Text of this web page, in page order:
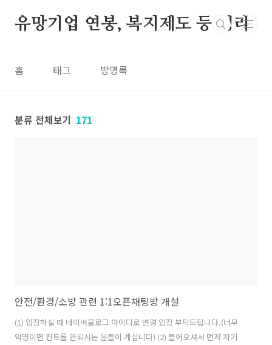
유망기업 연봉, 복지제도 등 정리
홈 태그 방명록
분류 전체보기 171
안전/환경/소방 관련 1:1오픈채팅방 개설
(1) 입장하실 때 네이버블로그 아이디로 변경 입장 부탁드립니다.(너무
익명이면 컨트롤 안되시는 분들이 계십니다) (2) 들어오셔서 먼저 자기